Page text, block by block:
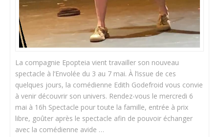
La compagnie Epopteia vient travailler son nouveau
spectacle à l’Envolée du 3 au 7 mai. À l’issue de ces
quelques jours, la comédienne Edith Godefroid vous convie
à venir découvrir son univers. Rendez-vous le mercredi 6
mai à 16h Spectacle pour toute la famille, entrée à prix
libre, goûter après le spectacle afin de pouvoir échanger
avec la comédienne avide …